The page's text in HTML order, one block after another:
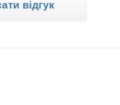
відгук